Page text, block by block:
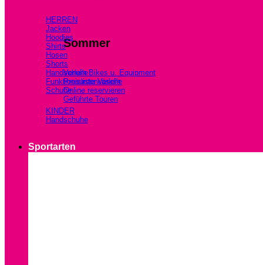
Sommer
Verleih Bikes u. Equipment
Preisliste Verleih
Online reservieren
Geführte Touren
HERREN
Jacken
Hoodies
Shirts
Hosen
Shorts
Handschuhe
Funktionsunterwäsche
Schuhe
KINDER
Handschuhe
Sportarten